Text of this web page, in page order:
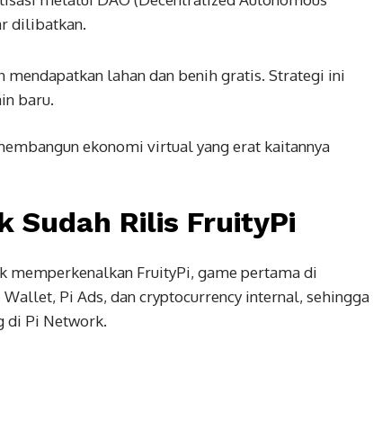
dilibatkan.
mendapatkan lahan dan benih gratis. Strategi ini
baru.
ekonomi virtual yang erat kaitannya
Sudah Rilis FruityPi
memperkenalkan FruityPi, game pertama di
Pi Ads, dan cryptocurrency internal, sehingga
di Pi Network.